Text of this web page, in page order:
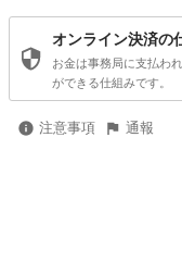
オンライン決済の
お金は事務局に支払わ
ができる仕組みです。
注意事項 通報